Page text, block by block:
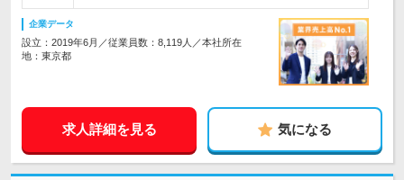
企業データ
設立：2019年6月／従業員数：8,119人／本社所在
地：東京都
求人詳細を見る 気になる